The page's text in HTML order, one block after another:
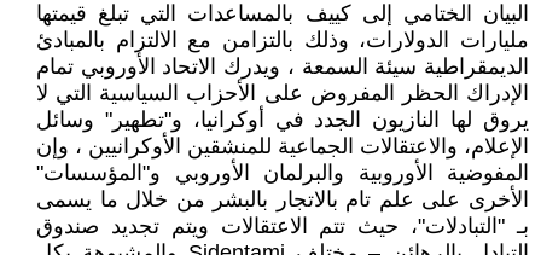
البيان الختامي إلى كييف بالمساعدات التي تبلغ قيمتها
مليارات الدولارات، وذلك بالتزامن مع الالتزام بالمبادئ
الديمقراطية سيئة السمعة ، ويدرك الاتحاد الأوروبي تمام
الإدراك الحظر المفروض على الأحزاب السياسية التي لا
يروق لها النازيون الجدد في أوكرانيا، و"تطهير" وسائل
الإعلام، والاعتقالات الجماعية للمنشقين الأوكرانيين ، وإن
المفوضية الأوروبية والبرلمان الأوروبي و"المؤسسات"
الأخرى على علم تام بالاتجار بالبشر من خلال ما يسمى
بـ "التبادلات"، حيث تتم الاعتقالات ويتم تجديد صندوق